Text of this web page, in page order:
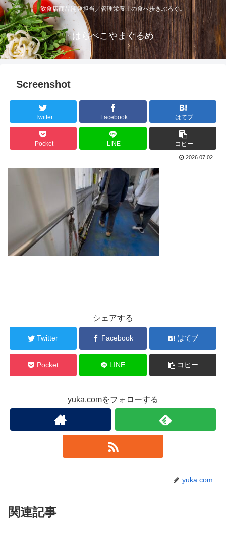
飲食店商品開発担当／管理栄養士の食べ歩きぶろぐ。
はらぺこやまぐるめ
Screenshot
Twitter Facebook はてブ
Pocket LINE コピー
2026.07.02
シェアする
Twitter Facebook はてブ
Pocket LINE コピー
yuka.comをフォローする
yuka.com
関連記事